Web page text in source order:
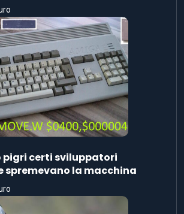
pigri certi sviluppatori
spremevano la macchina